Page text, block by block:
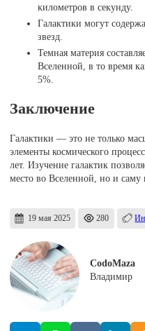
километров в секунду.
Галактики могут
звезд.
Темная материя
Вселенной, в то время
5%.
Заключение
Галактики — это не только
элементы космического
лет. Изучение галактик
место во Вселенной, но и саму
19 мая 2025 280
CodoMaza
Владимир